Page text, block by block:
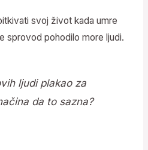
svoj život kada umre
sprovod pohodilo more ljudi.
ljudi plakao za
da to sazna?